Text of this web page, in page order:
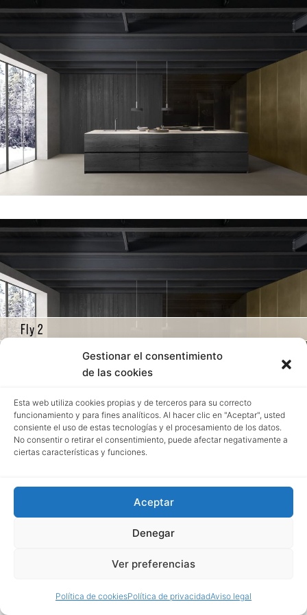
Gestionar el consentimiento
de las cookies
Esta web utiliza cookies propias y de terceros para su correcto
funcionamiento y para fines analíticos. Al hacer clic en "Aceptar", usted
consiente el uso de estas tecnologías y el procesamiento de los datos.
No consentir o retirar el consentimiento, puede afectar negativamente a
ciertas características y funciones.
Aceptar
Denegar
Ver preferencias
Política de cookiesPolítica de privacidadAviso legal
Fly 2